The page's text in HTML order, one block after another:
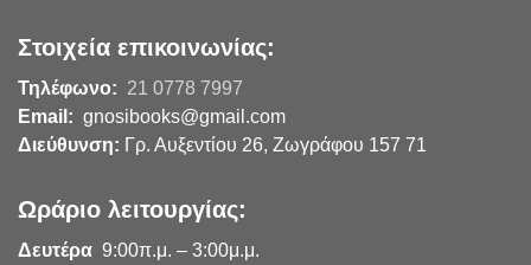
Στοιχεία επικοινωνίας:
Τηλέφωνο: 21 0778 7997
Email: gnosibooks@gmail.com
Διεύθυνση: Γρ. Αυξεντίου 26, Ζωγράφου 157 71
Ωράριο λειτουργίας:
Δευτέρα 9:00π.μ. – 3:00μ.μ.